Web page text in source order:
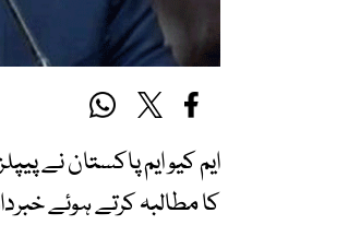
کا مطالبہ کرتے ہوئے